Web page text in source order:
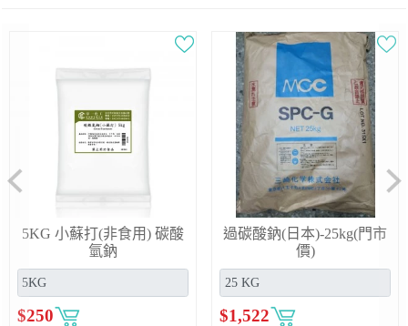
5KG 小蘇打(非食用) 碳酸
氫鈉
$250
過碳酸鈉(日本)-25kg(門市
價)
$1,522
Previous